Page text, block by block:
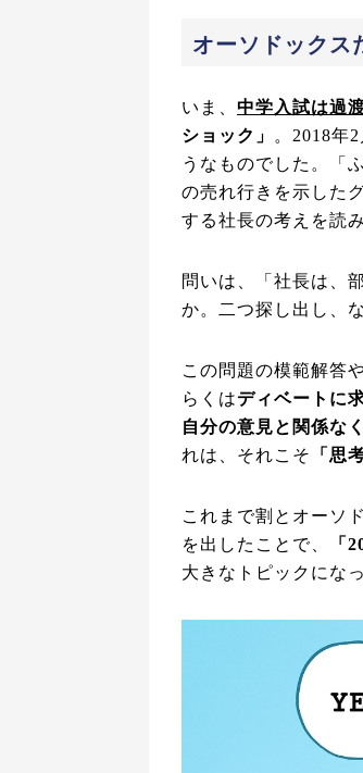
オーソドックス
いま、 中学入試は過
ショック」
。2018年
うなものでした。「
の売れ行きを示した
する社長の考えを読
問いは、「社長は、
か。二つ探し出し、
この問題の模範解答
らくはディベートに
自分の意見と関係な
れは、それこそ
「思
これまで割とオーソ
を出したことで、
「
大きなトピックにな